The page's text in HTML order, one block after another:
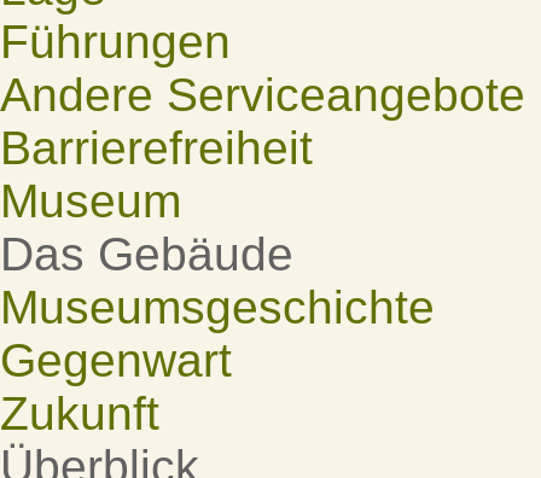
Führungen
Andere Serviceangebote
Barrierefreiheit
Museum
Das Gebäude
Museumsgeschichte
Gegenwart
Zukunft
Überblick